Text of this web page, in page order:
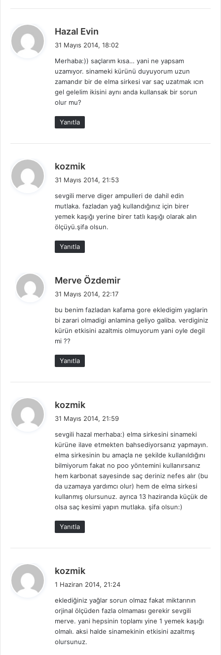
Hazal Evin
i
k
i
31 Mayıs 2014, 18:02
Merhaba:)) saçlarım kısa… yani ne yapsam
uzamıyor. sinameki kürünü duyuyorum uzun
zamandır bir de elma sirkesi var saç uzatmak ıcın
gel gelelim ikisini aynı anda kullansak bir sorun
olur mu?
Yanıtla
kozmik
i
k
i
31 Mayıs 2014, 21:53
sevgili merve diger ampulleri de dahil edin
mutlaka. fazladan yağ kullandığınız için birer
yemek kaşığı yerine birer tatlı kaşığı olarak alın
ölçüyü.şifa olsun.
Yanıtla
Merve Özdemir
i
k
i
31 Mayıs 2014, 22:17
bu benim fazladan kafama gore ekledigim yaglarin
bi zarari olmadigi anlamina geliyo galiba. verdiginiz
kürün etkisini azaltmis olmuyorum yani oyle degil
mi ??
Yanıtla
kozmik
i
k
i
31 Mayıs 2014, 21:59
sevgili hazal merhaba:) elma sirkesini sinameki
kürüne ilave etmekten bahsediyorsanız yapmayın.
elma sirkesinin bu amaçla ne şekilde kullanıldığını
bilmiyorum fakat no poo yöntemini kullanırsanız
hem karbonat sayesinde saç deriniz nefes alır (bu
da uzamaya yardımcı olur) hem de elma sirkesi
kullanmış olursunuz. ayrıca 13 haziranda küçük de
olsa saç kesimi yapın mutlaka. şifa olsun:)
Yanıtla
kozmik
i
k
i
1 Haziran 2014, 21:24
eklediğiniz yağlar sorun olmaz fakat miktarının
orjinal ölçüden fazla olmaması gerekir sevgili
merve. yani hepsinin toplamı yine 1 yemek kaşığı
olmalı. aksi halde sinamekinin etkisini azaltmış
olursunuz.